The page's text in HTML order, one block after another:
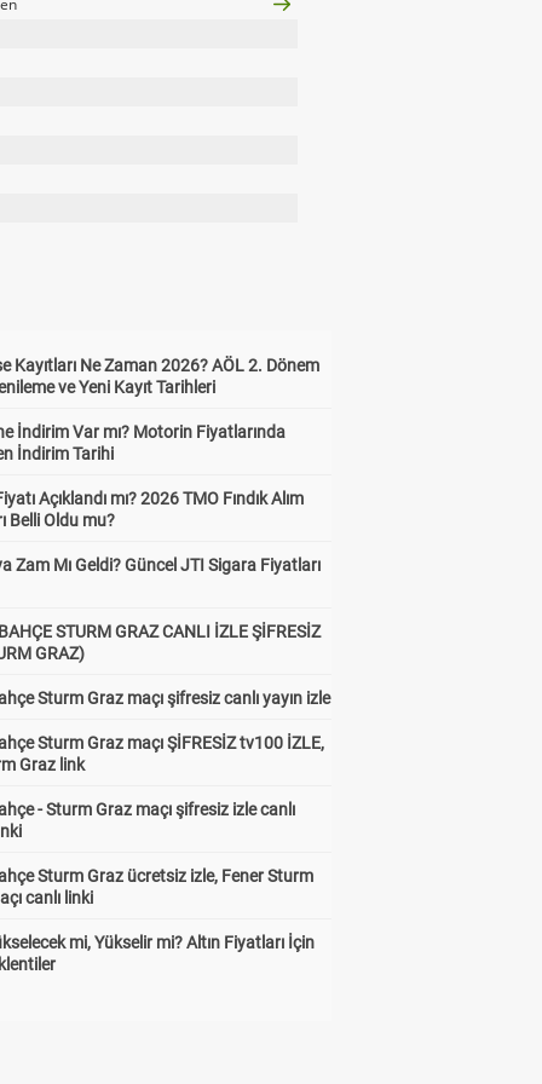
Kayıtları Ne Zaman 2026? AÖL 2. Dönem
ve Yeni Kayıt Tarihleri
İndirim Var mı? Motorin Fiyatlarında
İndirim Tarihi
Açıklandı mı? 2026 TMO Fındık Alım
Belli Oldu mu?
Zam Mı Geldi? Güncel JTI Sigara Fiyatları
STURM GRAZ CANLI İZLE ŞİFRESİZ
GRAZ)
Sturm Graz maçı şifresiz canlı yayın izle
Sturm Graz maçı ŞİFRESİZ tv100 İZLE,
Graz link
- Sturm Graz maçı şifresiz izle canlı
Sturm Graz ücretsiz izle, Fener Sturm
canlı linki
mi, Yükselir mi? Altın Fiyatları İçin